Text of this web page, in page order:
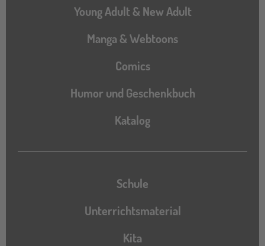
Young Adult & New Adult
Manga & Webtoons
Comics
Humor und Geschenkbuch
Katalog
Katalog
Schule
Unterrichtsmaterial
Kita